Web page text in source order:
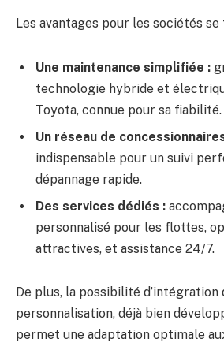
Les avantages pour les sociétés
Une maintenance simplifiée :
technologie hybride et
Toyota, connue pour sa fiabilité.
Un réseau de
indispensable pour un suivi
dépannage rapide.
Des services dédiés :
personnalisé pour les flottes,
attractives, et assistance 24/7.
De plus, la possibilité d’intégration
personnalisation, déjà bien
permet une adaptation optimale